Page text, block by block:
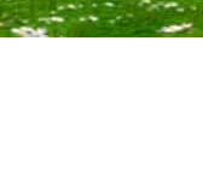
1 2 3